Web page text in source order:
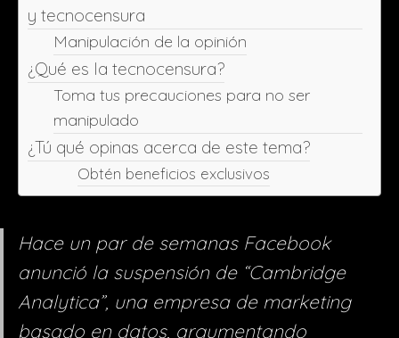
y tecnocensura
Manipulación de la opinión
¿Qué es la tecnocensura?
Toma tus precauciones para no ser
manipulado
¿Tú qué opinas acerca de este tema?
Obtén beneficios exclusivos
Hace un par de semanas Facebook
anunció la suspensión de “Cambridge
Analytica”, una empresa de marketing
basado en datos, argumentando